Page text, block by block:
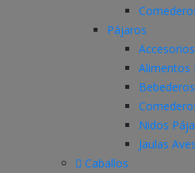
Pájaros
Alimentos
Nidos
Jaulas Aves
Caballos